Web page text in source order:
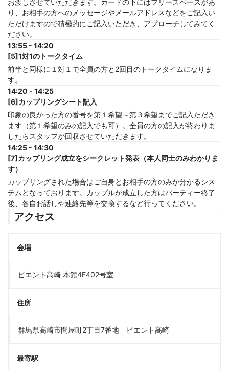
お渡しさせていただきます。カードの下にはフリースペースがあ
り、お相手の方へのメッセージやメールアドレスなどをご記入い
ただけますので積極的にご記入いただき、アプローチしてみてく
ださい。
13:55 - 14:20
[5]1対1のトークタイム
前半と同様に１対１で全員の方と2回目のトークタイムになりま
す。
14:20 - 14:25
[6]カップリングシート記入
印象の良かった方の番号を第１希望～第３希望までご記入ただき
ます（第１希望のみの記入でも可）。全員の方の記入が終わりま
したらスタッフが回収させていただきます。
14:25 - 14:30
[7]カップリング成立をシークレット発表（本人同士のみわかりま
す）
カップリングされた場合はご自身とお相手の方のみが分かるシス
テムとなっております。カップルが成立した方はパーティー終了
後、各自お話しや連絡先等を交換するなど行ってください。
アクセス
会場
ビエント高崎 本館4F402号室
住所
群馬県高崎市問屋町2丁目7番地 ビエント高崎
最寄駅